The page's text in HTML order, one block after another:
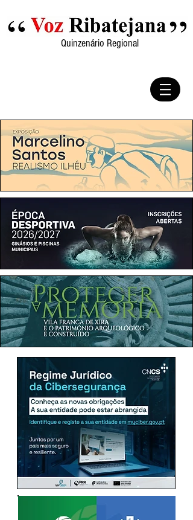
Quinzenário Regional